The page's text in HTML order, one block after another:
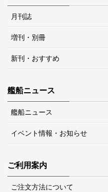
月刊誌
増刊・別冊
新刊・おすすめ
艦船ニュース
艦船ニュース
イベント情報・お知らせ
ご利用案内
ご注文方法について